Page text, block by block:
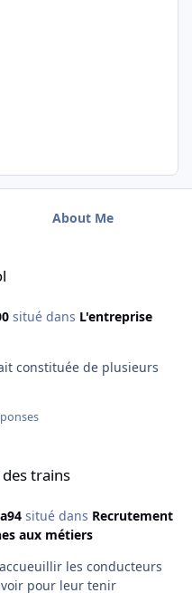
About Me
situé dans L'entreprise
constituée de plusieurs
trains
situé dans Recrutement
aux métiers
les conducteurs
pour leur tenir